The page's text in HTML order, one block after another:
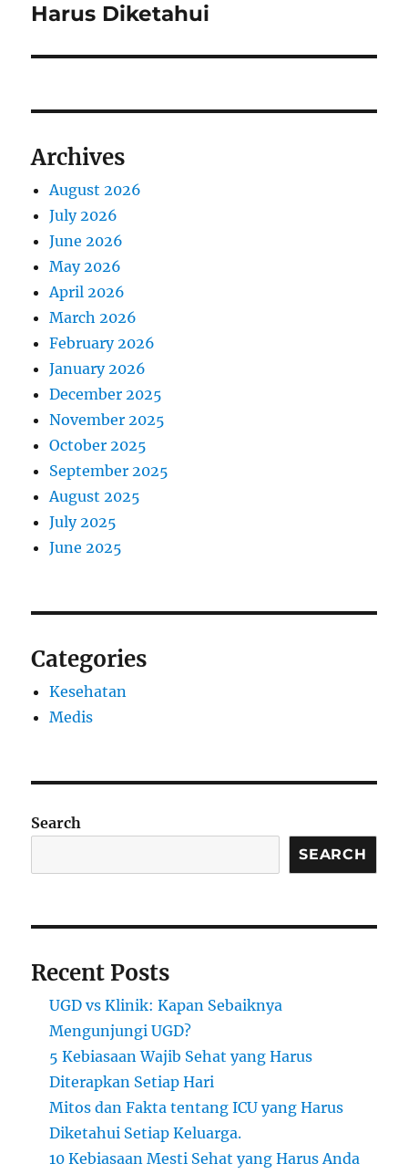
Harus Diketahui
Archives
August 2026
July 2026
June 2026
May 2026
April 2026
March 2026
February 2026
January 2026
December 2025
November 2025
October 2025
September 2025
August 2025
July 2025
June 2025
Categories
Kesehatan
Medis
Search
SEARCH
Recent Posts
UGD vs Klinik: Kapan Sebaiknya
Mengunjungi UGD?
5 Kebiasaan Wajib Sehat yang Harus
Diterapkan Setiap Hari
Mitos dan Fakta tentang ICU yang Harus
Diketahui Setiap Keluarga.
10 Kebiasaan Mesti Sehat yang Harus Anda